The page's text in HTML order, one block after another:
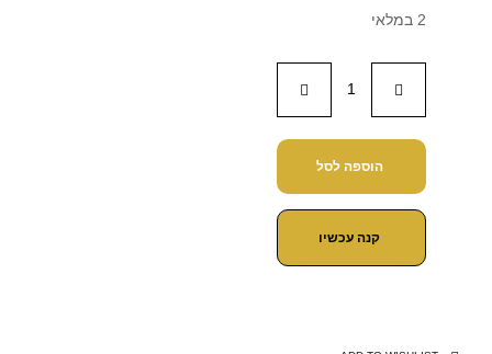
2 במלאי
הוספה לסל
קנה עכשיו